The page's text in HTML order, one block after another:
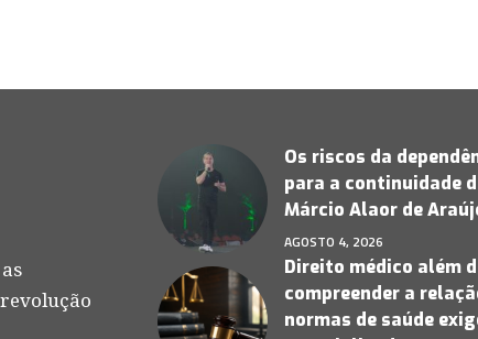
Os riscos da
para a continuidade
Márcio Alaor de
AGOSTO 4, 2026
Direito médico além
compreender a
normas de saúde